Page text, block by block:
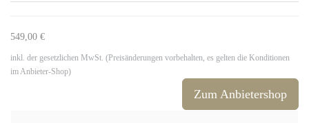
549,00 €
inkl. der gesetzlichen MwSt. (Preisänderungen vorbehalten, es gelten die Konditionen
im Anbieter-Shop)
Zum Anbietershop